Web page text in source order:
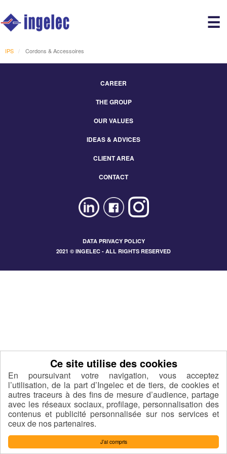
J’ai compris
En poursuivant votre navigation, vous acceptez
l’utilisation, de la part d’Ingelec et de tiers, de cookies et
autres traceurs à des fins de mesure d’audience, partage
avec les réseaux sociaux, profilage, personnalisation des
contenus et publicité personnalisée sur nos services et
ceux de nos partenaires.
☰
IPS Cordons & Accessoires
CAREER
THE GROUP
OUR VALUES
IDEAS & ADVICES
CLIENT AREA
CONTACT
DATA PRIVACY POLICY
2021 © INGELEC - ALL RIGHTS RESERVED